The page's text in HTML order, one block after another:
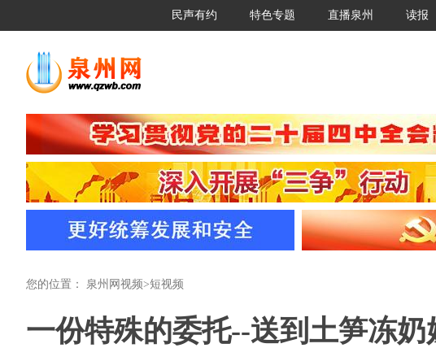
民声有约 特色专题 直播泉州 读报
您的位置： 泉州网视频>短视频
一份特殊的委托--送到土笋冻